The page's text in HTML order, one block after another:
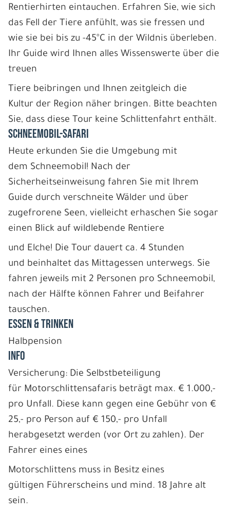
Rentierhirten eintauchen. Erfahren Sie, wie sich
das Fell der Tiere anfühlt, was sie fressen und
wie sie bei bis zu -45°C in der Wildnis überleben.
Ihr Guide wird Ihnen alles Wissenswerte über die
treuen
Tiere beibringen und Ihnen zeitgleich die
Kultur der Region näher bringen. Bitte beachten
Sie, dass diese Tour keine Schlittenfahrt enthält.
SCHNEEMOBIL-SAFARI
Heute erkunden Sie die Umgebung mit
dem Schneemobil! Nach der
Sicherheitseinweisung fahren Sie mit Ihrem
Guide durch verschneite Wälder und über
zugefrorene Seen, vielleicht erhaschen Sie sogar
einen Blick auf wildlebende Rentiere
und Elche! Die Tour dauert ca. 4 Stunden
und beinhaltet das Mittagessen unterwegs. Sie
fahren jeweils mit 2 Personen pro Schneemobil,
nach der Hälfte können Fahrer und Beifahrer
tauschen.
ESSEN & TRINKEN
Halbpension
INFO
Versicherung: Die Selbstbeteiligung
für Motorschlittensafaris beträgt max. € 1.000,-
pro Unfall. Diese kann gegen eine Gebühr von €
25,- pro Person auf € 150,- pro Unfall
herabgesetzt werden (vor Ort zu zahlen). Der
Fahrer eines eines
Motorschlittens muss in Besitz eines
gültigen Führerscheins und mind. 18 Jahre alt
sein.